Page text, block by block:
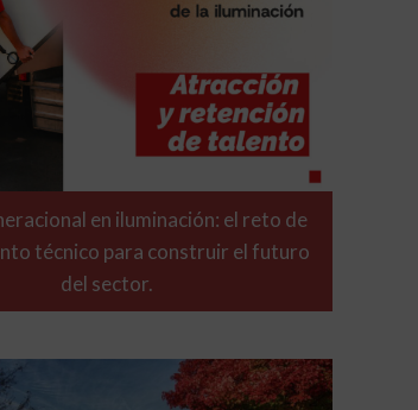
en iluminación: el reto de
técnico para construir el futuro
del sector.